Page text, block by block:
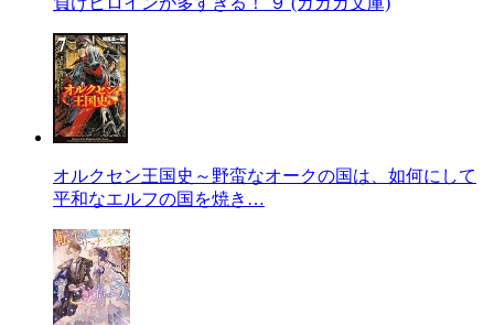
オルクセン王国史～野蛮なオークの国は、如何にして
平和なエルフの国を焼き…